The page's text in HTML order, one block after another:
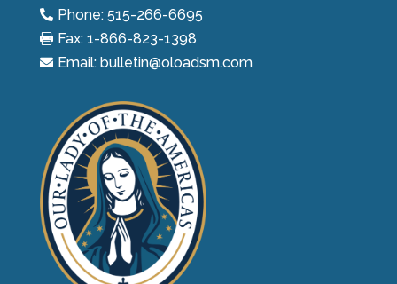
 Phone: 515-266-6695
 Fax: 1-866-823-1398
 Email: bulletin@oloadsm.com